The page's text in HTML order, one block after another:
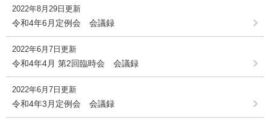
2022年8月29日更新
令和4年6月定例会 会議録
2022年6月7日更新
令和4年4月 第2回臨時会 会議録
2022年6月7日更新
令和4年3月定例会 会議録